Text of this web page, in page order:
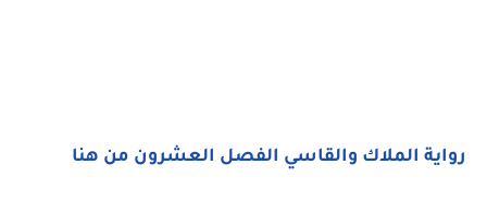
رواية الملاك والقاسي الفصل العشرون من هنا